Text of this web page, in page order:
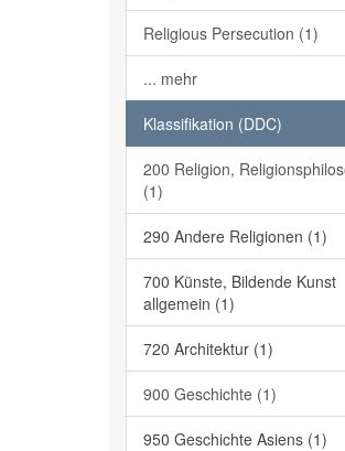
Religious Persecution (1)
... mehr
Klassifikation (DDC)
200 Religion,
(1)
290 Andere Religionen (1)
700 Künste, Bildende Kunst
allgemein (1)
720 Architektur (1)
900 Geschichte (1)
950 Geschichte Asiens (1)